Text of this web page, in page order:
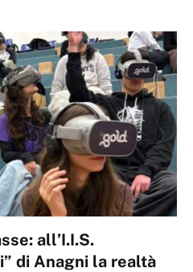
all’I.I.S.
di Anagni la realtà